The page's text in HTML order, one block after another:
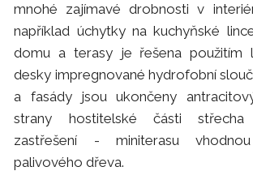
mnohé zajímavé drobnosti v
například úchytky na kuchyňské
domu a terasy je řešena použitím
desky impregnované hydrofobní
a fasády jsou ukončeny
strany hostitelské části
zastřešení - miniterasu
palivového dřeva.